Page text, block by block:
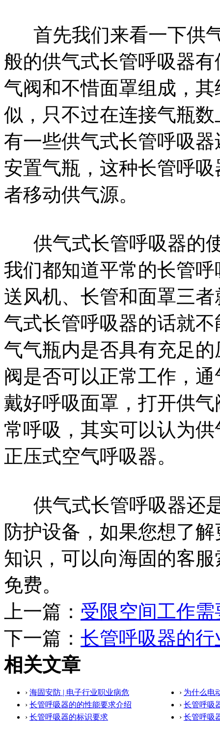
首先我们来看一下供
般的供气式长管呼吸器
气阀和不惜面罩组成，
似，只不过在连接气瓶
有一些供气式长管呼吸
安置气瓶，这种长管呼
者移动供气源。
供气式长管呼吸器的
我们都知道平常的长管
送风机、长管和面罩三
气式长管呼吸器的话就
气气瓶内是否具有充足
阀是否可以正常工作，
戴好呼吸面罩，打开供
常呼吸，其实可以认为
正压式空气呼吸器。
供气式长管呼吸器还
防护设备，如果您想了
知识，可以向海固的客
免费。
上一篇： 受限空间工作
下一篇： 长管呼吸器的
相关文章
› 海固安防 | 电子行业职业病危 › 为什么电
› 长管呼吸器的的性能要求介绍 › 长管呼吸
› 长管呼吸器的标识要求 › 长管呼吸